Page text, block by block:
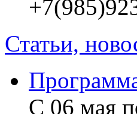
Статьи,
С 06 мая